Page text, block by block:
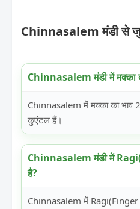
Chinnasalem मंडी से
Chinnasalem मंडी में मक्का
Chinnasalem में मक्का का
कुएंटल हैं।
Chinnasalem मंडी में
है?
Chinnasalem में